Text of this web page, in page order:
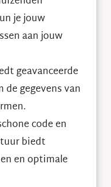
je jouw
aan jouw
geavanceerde
gegevens van
code en
biedt
en optimale